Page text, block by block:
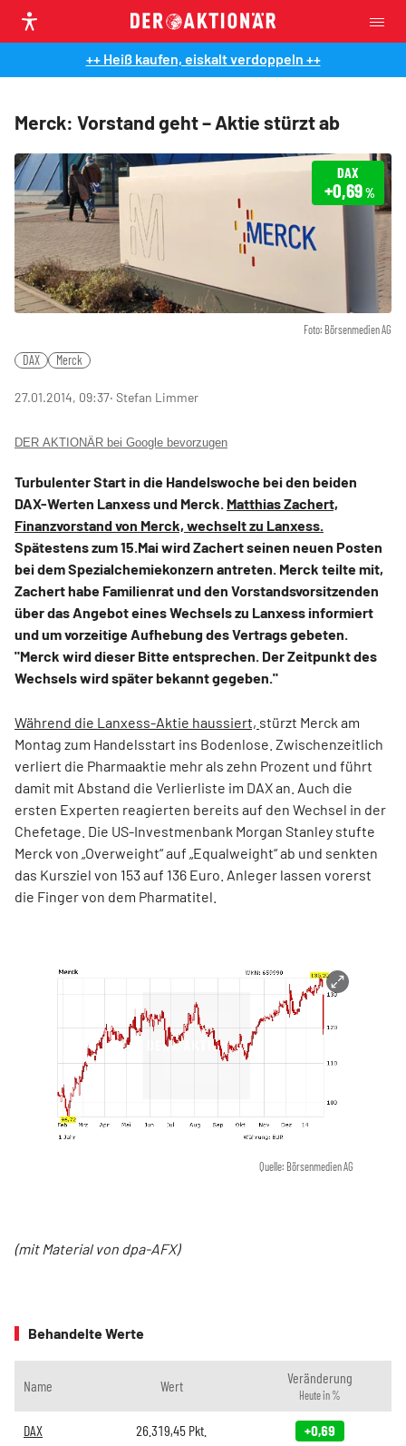
++ Heiß kaufen, eiskalt verdoppeln ++
Merck: Vorstand geht – Aktie stürzt ab
Foto: Börsenmedien AG
DAX
+0,69%
DAX Merck
27.01.2014, 09:37‧ Stefan Limmer
DER AKTIONÄR bei Google bevorzugen
Turbulenter Start in die Handelswoche bei den beiden
DAX-Werten Lanxess und Merck. Matthias Zachert,
Finanzvorstand von Merck, wechselt zu Lanxess.
Spätestens zum 15.Mai wird Zachert seinen neuen Posten
bei dem Spezialchemiekonzern antreten. Merck teilte mit,
Zachert habe Familienrat und den Vorstandsvorsitzenden
über das Angebot eines Wechsels zu Lanxess informiert
und um vorzeitige Aufhebung des Vertrags gebeten.
"Merck wird dieser Bitte entsprechen. Der Zeitpunkt des
Wechsels wird später bekannt gegeben."
Während die Lanxess-Aktie haussiert, stürzt Merck am
Montag zum Handelsstart ins Bodenlose. Zwischenzeitlich
verliert die Pharmaaktie mehr als zehn Prozent und führt
damit mit Abstand die Verlierliste im DAX an. Auch die
ersten Experten reagierten bereits auf den Wechsel in der
Chefetage. Die US-Investmenbank Morgan Stanley stufte
Merck von „Overweight“ auf „Equalweight“ ab und senkten
das Kursziel von 153 auf 136 Euro. Anleger lassen vorerst
die Finger von dem Pharmatitel.
Quelle: Börsenmedien AG
(mit Material von dpa-AFX)
Behandelte Werte
Name Wert Veränderung
Heute in %
DAX 26.319,45 Pkt. +0,69